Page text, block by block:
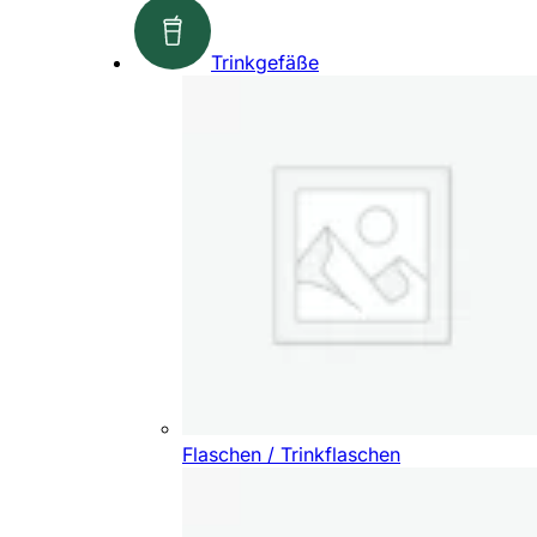
Trinkgefäße
Flaschen / Trinkflaschen